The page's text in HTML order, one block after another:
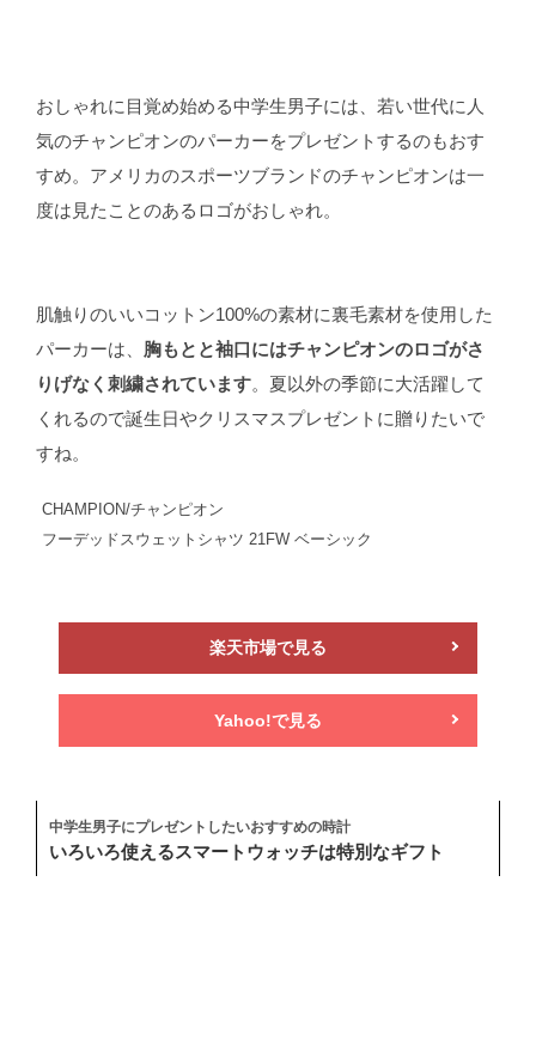
おしゃれに目覚め始める中学生男子には、若い世代に人
気のチャンピオンのパーカーをプレゼントするのもおす
すめ。アメリカのスポーツブランドのチャンピオンは一
度は見たことのあるロゴがおしゃれ。
肌触りのいいコットン100%の素材に裏毛素材を使用した
パーカーは、 胸もとと袖口にはチャンピオンのロゴがさ
りげなく刺繍されています。夏以外の季節に大活躍して
くれるので誕生日やクリスマスプレゼントに贈りたいで
すね。
CHAMPION/チャンピオン
フーデッドスウェットシャツ 21FW ベーシック
楽天市場で見る
Yahoo!で見る
中学生男子にプレゼントしたいおすすめの時計
いろいろ使えるスマートウォッチは特別なギフト